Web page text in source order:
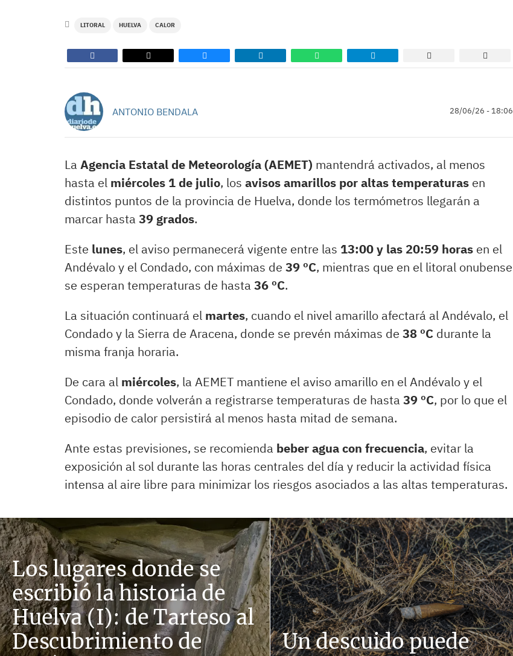
LITORAL HUELVA CALOR
ANTONIO BENDALA 28/06/26 - 18:06
La Agencia Estatal de Meteorología (AEMET) mantendrá activados, al menos
hasta el miércoles 1 de julio, los avisos amarillos por altas temperaturas en
distintos puntos de la provincia de Huelva, donde los termómetros llegarán a
marcar hasta 39 grados.
Este lunes, el aviso permanecerá vigente entre las 13:00 y las 20:59 horas en el
Andévalo y el Condado, con máximas de 39 ºC, mientras que en el litoral onubense
se esperan temperaturas de hasta 36 ºC.
La situación continuará el martes, cuando el nivel amarillo afectará al Andévalo, el
Condado y la Sierra de Aracena, donde se prevén máximas de 38 ºC durante la
misma franja horaria.
De cara al miércoles, la AEMET mantiene el aviso amarillo en el Andévalo y el
Condado, donde volverán a registrarse temperaturas de hasta 39 ºC, por lo que el
episodio de calor persistirá al menos hasta mitad de semana.
Ante estas previsiones, se recomienda beber agua con frecuencia, evitar la
exposición al sol durante las horas centrales del día y reducir la actividad física
intensa al aire libre para minimizar los riesgos asociados a las altas temperaturas.
Los lugares donde se
escribió la historia de
Huelva (I): de Tarteso al
Descubrimiento de
Un descuido puede